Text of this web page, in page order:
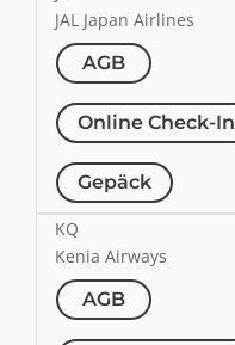
JAL Japan Airlines
AGB
Online Check-In
Gepäck
KQ
Kenia Airways
AGB